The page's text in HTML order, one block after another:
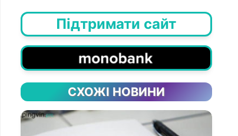
Підтримати сайт
СХОЖІ НОВИНИ